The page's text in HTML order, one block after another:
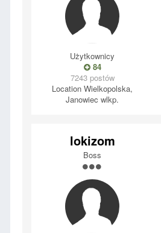
Użytkownicy
84
7243 postów
Location Wielkopolska,
Janowiec wlkp.
lokizom
Boss